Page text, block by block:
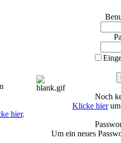
hier.
Noch
Klicke hierum
Um ein neues